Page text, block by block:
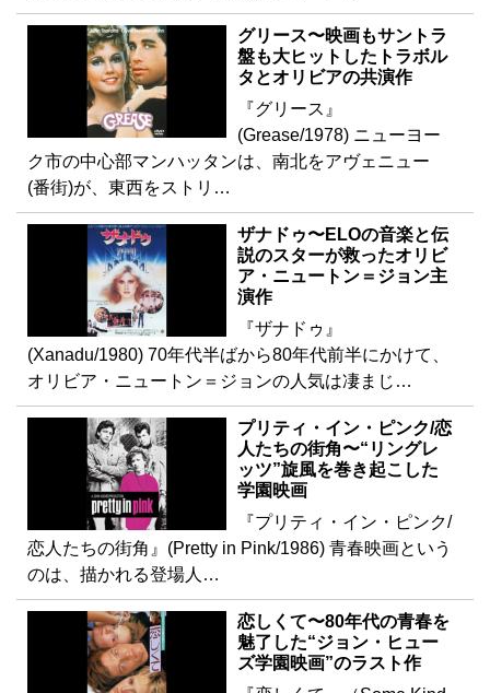
グリース〜映画もサントラ
盤も大ヒットしたトラボル
タとオリビアの共演作
『グリース』
(Grease/1978) ニューヨー
ク市の中心部マンハッタンは、南北をアヴェニュー
(番街)が、東西をストリ…
ザナドゥ〜ELOの音楽と伝
説のスターが救ったオリビ
ア・ニュートン＝ジョン主
演作
『ザナドゥ』
(Xanadu/1980) 70年代半ばから80年代前半にかけて、
オリビア・ニュートン＝ジョンの人気は凄まじ…
プリティ・イン・ピンク/恋
人たちの街角〜“リングレ
ッツ”旋風を巻き起こした
学園映画
『プリティ・イン・ピンク/
恋人たちの街角』(Pretty in Pink/1986) 青春映画という
のは、描かれる登場人…
恋しくて〜80年代の青春を
魅了した“ジョン・ヒュー
ズ学園映画”のラスト作